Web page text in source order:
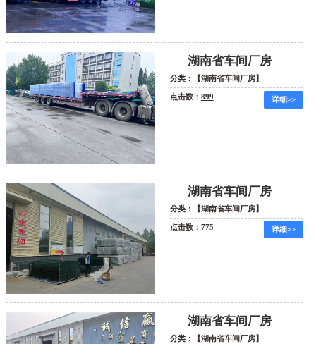
湖南省车间厂房
分类：【湖南省车间厂房】
点击数： 899 详细>>
湖南省车间厂房
分类：【湖南省车间厂房】
点击数： 775 详细>>
湖南省车间厂房
分类：【湖南省车间厂房】